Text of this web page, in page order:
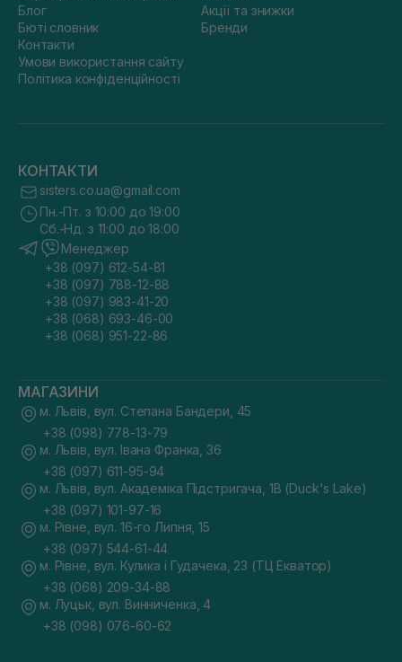
Блог
Бюті словник
Контакти
Умови використання сайту
Політика конфіденційності
Акції та знижки
Бренди
КОНТАКТИ
sisters.co.ua@gmail.com
Пн.-Пт. з 10:00 до 19:00
Сб.-Нд. з 11:00 до 18:00
Менеджер
+38 (097) 612-54-81
+38 (097) 788-12-88
+38 (097) 983-41-20
+38 (068) 693-46-00
+38 (068) 951-22-86
МАГАЗИНИ
м. Львів, вул. Степана Бандери, 45
+38 (098) 778-13-79
м. Львів, вул. Івана Франка, 36
+38 (097) 611-95-94
м. Львів, вул. Академіка Підстригача, 1В (Duck's Lake)
+38 (097) 101-97-16
м. Рівне, вул. 16-го Липня, 15
+38 (097) 544-61-44
м. Рівне, вул. Кулика і Гудачека, 23 (ТЦ Екватор)
+38 (068) 209-34-88
м. Луцьк, вул. Винниченка, 4
+38 (098) 076-60-62